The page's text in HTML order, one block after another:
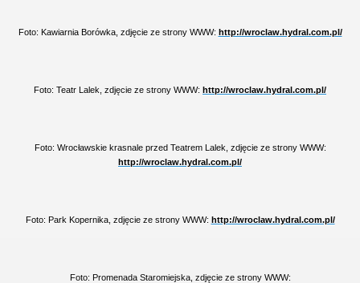
Foto: Kawiarnia Borówka, zdjęcie ze strony WWW: http://wroclaw.hydral.com.pl/
Foto: Teatr Lalek, zdjęcie ze strony WWW: http://wroclaw.hydral.com.pl/
Foto: Wrocławskie krasnale przed Teatrem Lalek, zdjęcie ze strony WWW:
http://wroclaw.hydral.com.pl/
Foto: Park Kopernika, zdjęcie ze strony WWW: http://wroclaw.hydral.com.pl/
Foto: Promenada Staromiejska, zdjęcie ze strony WWW: